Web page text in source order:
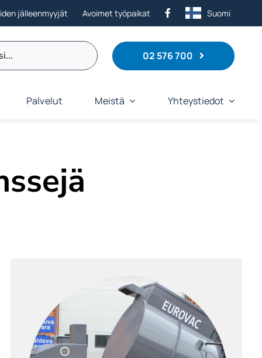
jälleenmyyjät Avoimet työpaikat Suomi
02 576 700
Palvelut Meistä Yhteystiedot